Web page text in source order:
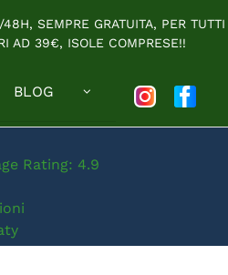
SEMPRE GRATUITA, PER TUTTI
AD 39€, ISOLE COMPRESE!!
BLOG